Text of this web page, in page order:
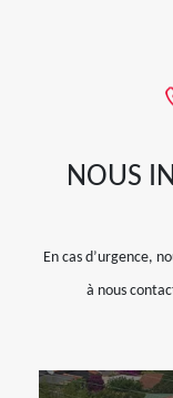
NOUS
En cas d’urgence,
à nous